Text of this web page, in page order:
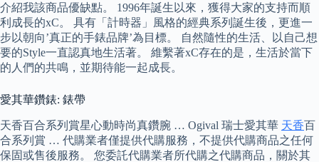
介紹我該商品優缺點。 1996年誕生以來，獲得大家的支持而順
利成長的xC。 具有「計時器」風格的經典系列誕生後，更進一
步以朝向’真正的手錶品牌’為目標。 自然隨性的生活、以自己想
要的Style一直認真地生活著。 維繫著xC存在的是，生活於當下
的人們的共鳴，並期待能一起成長。
愛其華鑽錶: 錶帶
天香百合系列賞星心動時尚真鑽腕 … Ogival 瑞士愛其華 天香百
合系列賞 … 代購業者僅提供代購服務，不提供代購商品之任何
保固或售後服務。 您委託代購業者所代購之代購商品，關於其